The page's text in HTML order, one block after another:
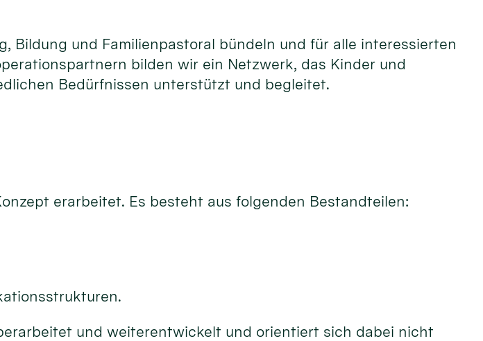
Bildung und Familienpastoral bündeln und für alle interessierten
bilden wir ein Netzwerk, das Kinder und
Bedürfnissen unterstützt und begleitet.
erarbeitet. Es besteht aus folgenden Bestandteilen:
und weiterentwickelt und orientiert sich dabei nicht